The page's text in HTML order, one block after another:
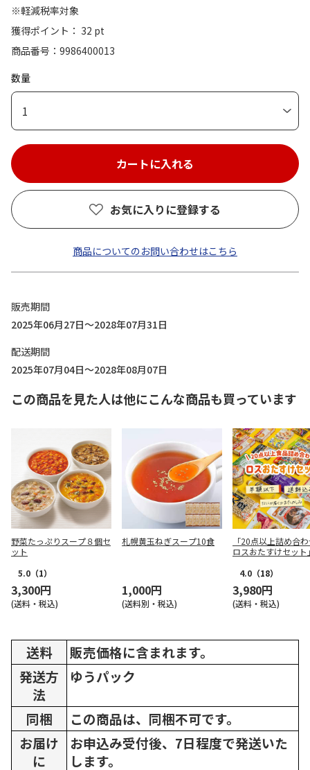
※軽減税率対象
獲得ポイント： 32 pt
商品番号
9986400013
数量
1
お気に入りに登録する
商品についてのお問い合わせはこちら
販売期間
2025年06月27日～2028年07月31日
配送期間
2025年07月04日～2028年08月07日
この商品を見た人は他にこんな商品も買っています
野菜たっぷりスープ８個セ
ット
5.0 （1）
3,300円
(送料・税込)
札幌黄玉ねぎスープ10食
1,000円
(送料別・税込)
「20点以上詰め合
ロスおたすけセット
4.0 （18）
3,980円
(送料・税込)
送料
販売価格に含まれます。
発送方
法
ゆうパック
同梱
この商品は、同梱不可です。
お届け
に
お申込み受付後、7日程度で発送いた
します。